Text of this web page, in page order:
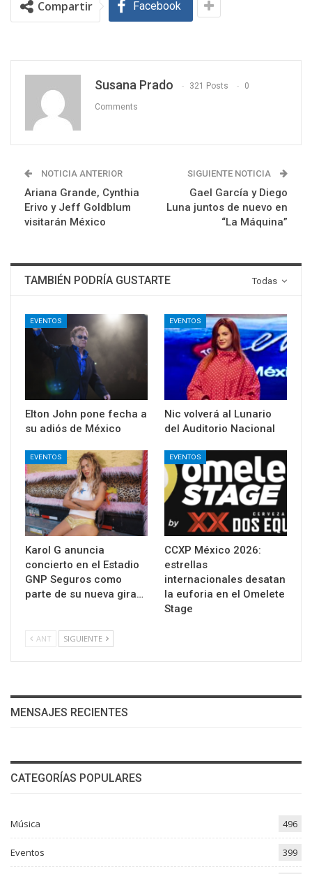
Compartir Facebook
Susana Prado 321 Posts 0
Comments
NOTICIA ANTERIOR
Ariana Grande, Cynthia
Erivo y Jeff Goldblum
visitarán México
SIGUIENTE NOTICIA
Gael García y Diego
Luna juntos de nuevo en
“La Máquina”
Todas
TAMBIÉN PODRÍA GUSTARTE
EVENTOS
Elton John pone fecha a
su adiós de México
EVENTOS
Nic volverá al Lunario
del Auditorio Nacional
EVENTOS
Karol G anuncia
concierto en el Estadio
GNP Seguros como
parte de su nueva gira…
EVENTOS
CCXP México 2026:
estrellas
internacionales desatan
la euforia en el Omelete
Stage
ANT SIGUIENTE
MENSAJES RECIENTES
CATEGORÍAS POPULARES
Música 496
Eventos 399